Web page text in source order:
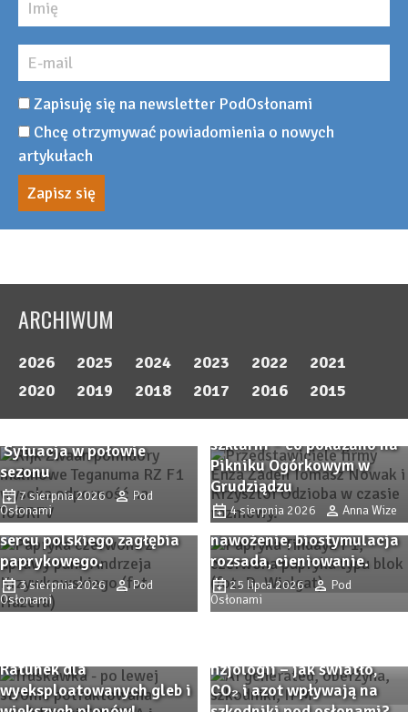
Zapisuję się na newsletter PodOsłonami
Chcę otrzymywać powiadomienia o nowych
artykułach
ARCHIWUM
2026 2025 2024 2023 2022
2021
2020
2019 2018 2017 2016 2015
Pomidor TEGANUMA RZ F1
Sytuacja w połowie
sezonu
7 sierpnia 2026
Pod
Osłonami
Odmiany ogórka do
szklarni – co pokazano na
Pikniku Ogórkowym w
Grudziądzu
4 sierpnia 2026 Anna Wize
Przystanek PAPRYKA 2026.
Wiedza, praktyka i
rodzinna atmosfera w
sercu polskiego zagłębia
paprykowego.
3 sierpnia 2026
Pod
Osłonami
Zbliża się Przystanek
Papryka 2026! Sprawdzone
odmiany papryki i
nowości, ochrona,
nawożenie, biostymulacja
rozsada, cieniowanie.
25 lipca 2026
Pod
Osłonami
SPHERA i TRIASH –
Ratunek dla
wyeksploatowanych gleb i
fizjologii – jak światło,
CO₂ i azot wpływają na